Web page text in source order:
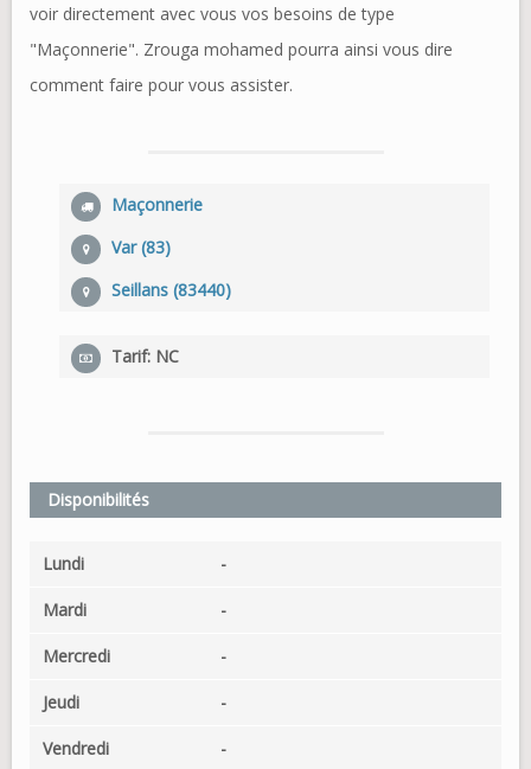
voir directement avec vous vos besoins de type
"Maçonnerie". Zrouga mohamed pourra ainsi vous dire
comment faire pour vous assister.
Maçonnerie
Var (83)
Seillans (83440)
Tarif: NC
Disponibilités
Lundi -
Mardi -
Mercredi -
Jeudi -
Vendredi -